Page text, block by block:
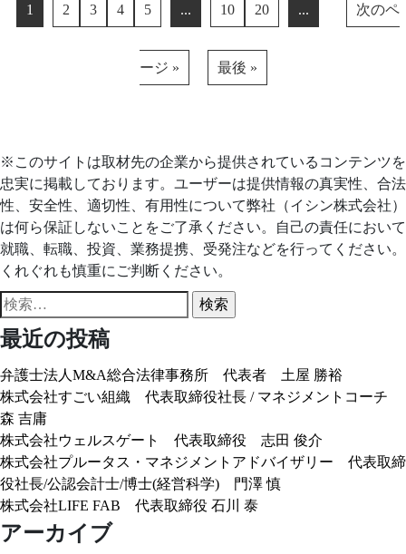
1 2 3 4 5 ... 10 20 ... 次のペ
ージ » 最後 »
※このサイトは取材先の企業から提供されているコンテンツを
忠実に掲載しております。ユーザーは提供情報の真実性、合法
性、安全性、適切性、有用性について弊社（イシン株式会社）
は何ら保証しないことをご了承ください。自己の責任において
就職、転職、投資、業務提携、受発注などを行ってください。
くれぐれも慎重にご判断ください。
検
索:
最近の投稿
弁護士法人M&A総合法律事務所 代表者 土屋 勝裕
株式会社すごい組織 代表取締役社長 / マネジメントコーチ
森 吉庸
株式会社ウェルスゲート 代表取締役 志田 俊介
株式会社プルータス・マネジメントアドバイザリー 代表取締
役社長/公認会計士/博士(経営科学) 門澤 慎
株式会社LIFE FAB 代表取締役 石川 泰
アーカイブ